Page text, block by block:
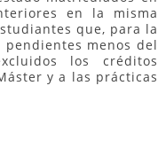
en la misma
que, para la
menos del
los créditos
y a las prácticas